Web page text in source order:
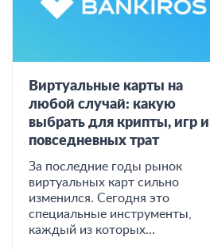
Виртуальные карты на
любой случай: какую
выбрать для крипты, игр и
повседневных трат
За последние годы рынок
виртуальных карт сильно
изменился. Сегодня это
специальные инструменты,
каждый из которых...